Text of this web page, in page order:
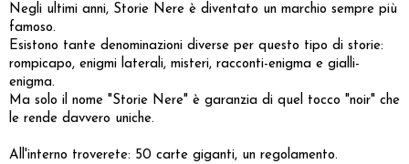
Negli ultimi anni, Storie Nere è diventato un marchio sempre più
famoso.
Esistono tante denominazioni diverse per questo tipo di storie:
rompicapo, enigmi laterali, misteri, racconti-enigma e gialli-
enigma.
Ma solo il nome "Storie Nere" è garanzia di quel tocco "noir" che
le rende davvero uniche.
All'interno troverete: 50 carte giganti, un regolamento.